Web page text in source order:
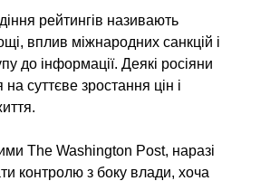
рейтингів називають
вплив міжнародних санкцій і
до інформації. Деякі росіяни
суттєве зростання цін і
The Washington Post, наразі
контролю з боку влади, хоча